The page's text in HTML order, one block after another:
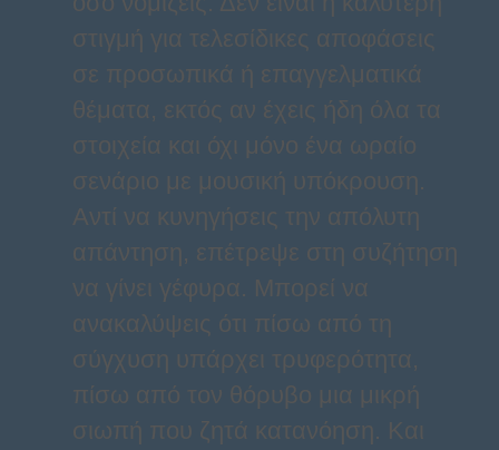
στιγμή για τελεσίδικες αποφάσεις
σε προσωπικά ή επαγγελματικά
θέματα, εκτός αν έχεις ήδη όλα τα
στοιχεία και όχι μόνο ένα ωραίο
σενάριο με μουσική υπόκρουση.
Αντί να κυνηγήσεις την απόλυτη
απάντηση, επέτρεψε στη συζήτηση
να γίνει γέφυρα. Μπορεί να
ανακαλύψεις ότι πίσω από τη
σύγχυση υπάρχει τρυφερότητα,
πίσω από τον θόρυβο μια μικρή
σιωπή που ζητά κατανόηση. Και